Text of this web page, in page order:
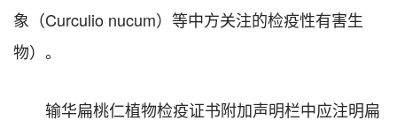
象（Curculio nucum）等中方关注的检疫性有害生
物）。
输华扁桃仁植物检疫证书附加声明栏中应注明扁